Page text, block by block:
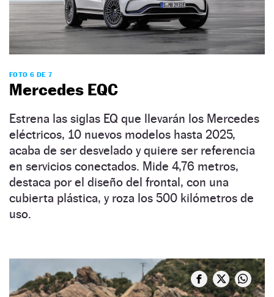
FOTO 6 DE 7
Mercedes EQC
Estrena las siglas EQ que llevarán los Mercedes
eléctricos, 10 nuevos modelos hasta 2025,
acaba de ser desvelado y quiere ser referencia
en servicios conectados. Mide 4,76 metros,
destaca por el diseño del frontal, con una
cubierta plástica, y roza los 500 kilómetros de
uso.